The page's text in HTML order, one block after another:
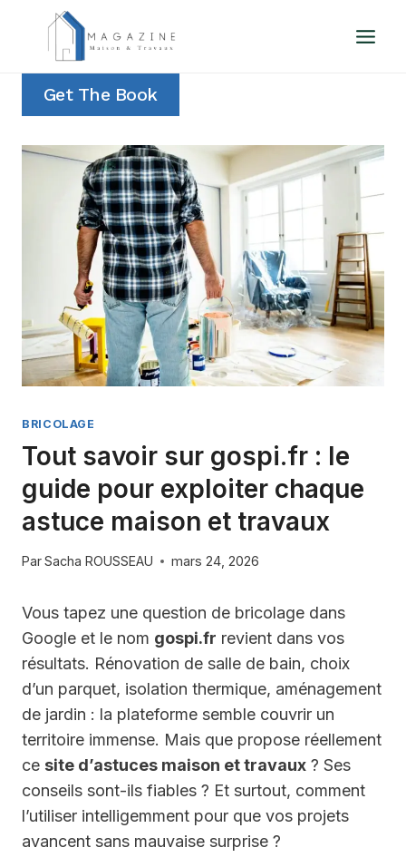
contenu
Get The Book
BRICOLAGE
Tout savoir sur gospi.fr : le
guide pour exploiter chaque
astuce maison et travaux
ParSacha ROUSSEAU mars 24, 2026
Vous tapez une question de bricolage dans
Google et le nom gospi.fr revient dans vos
résultats. Rénovation de salle de bain, choix
d’un parquet, isolation thermique, aménagement
de jardin : la plateforme semble couvrir un
territoire immense. Mais que propose réellement
ce site d’astuces maison et travaux ? Ses
conseils sont-ils fiables ? Et surtout, comment
l’utiliser intelligemment pour que vos projets
avancent sans mauvaise surprise ?